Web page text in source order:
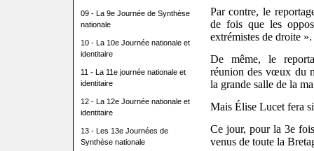
09 - La 9e Journée de Synthèse
nationale
10 - La 10e Journée nationale et
identitaire
11 - La 11e journée nationale et
identitaire
12 - La 12e Journée nationale et
identitaire
13 - Les 13e Journées de
Synthèse nationale
Par contre, le
de fois que les
extrémistes de droite ».
De même, le
réunion des vœux du
la grande salle de la
Mais Élise Lucet fera
Ce jour, pour la 3e
venus de toute la